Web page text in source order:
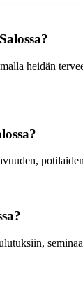
heidän